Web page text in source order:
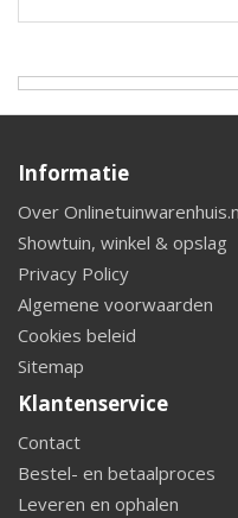
Informatie
Over
Showtuin, winkel & opslag
Privacy Policy
Algemene voorwaarden
Cookies beleid
Sitemap
Klantenservice
Contact
Bestel- en betaalproces
Leveren en ophalen